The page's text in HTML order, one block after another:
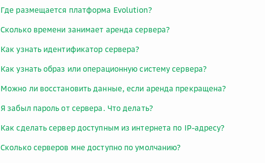
Где размещается платформа Evolution?
Сколько времени занимает аренда сервера?
Как узнать идентификатор сервера?
Как узнать образ или операционную систему сервера?
Можно ли восстановить данные, если аренда прекращена?
Я забыл пароль от сервера. Что делать?
Как сделать сервер доступным из интернета по IP-адресу?
Сколько серверов мне доступно по умолчанию?